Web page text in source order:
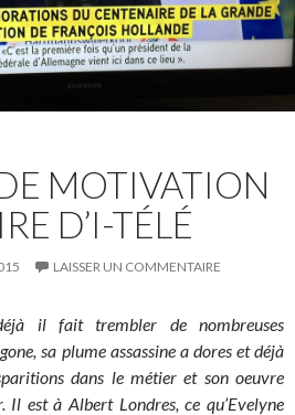
MOTIVATION
D’I-TÉLÉ
LAISSER UN COMMENTAIRE
il fait trembler de nombreuses
sa plume assassine a dores et déjà
dans le métier et son oeuvre
Il est à Albert Londres, ce qu’Evelyne